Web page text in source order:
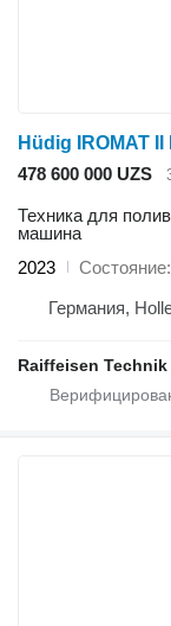
Hüdig IROMAT II
478 600 000 UZS
Техника для
машина
2023
Состояние
Германия,
Raiffeisen